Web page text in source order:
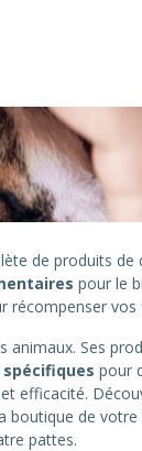
de produits
pour le
récompenser vos
Ses
pour
efficacité.
boutique de votre
pattes.